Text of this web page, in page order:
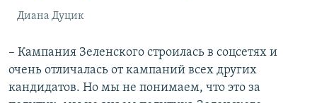
Диана Дуцик
– Кампания Зеленского строилась в соцсетях и
очень отличалась от кампаний всех других
кандидатов. Но мы не понимаем, что это за